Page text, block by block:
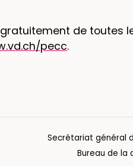
de toutes
pecc.
Secrétariat général
Bureau de la